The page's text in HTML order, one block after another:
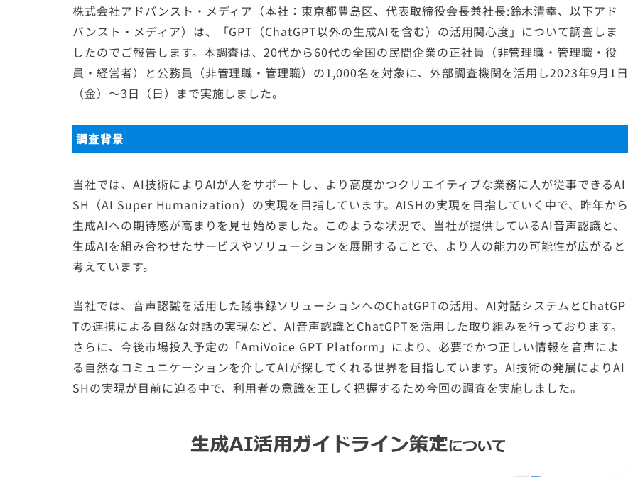
株式会社アドバンスト・メディア（本社：東京都豊島区、代表取締役会長兼社長:鈴木清幸、以下アド
バンスト・メディア）は、「GPT（ChatGPT以外の生成AIを含む）の活用関心度」について調査しま
したのでご報告します。本調査は、20代から60代の全国の民間企業の正社員（非管理職・管理職・役
員・経営者）と公務員（非管理職・管理職）の1,000名を対象に、外部調査機関を活用し2023年9月1日
（金）～3日（日）まで実施しました。
調査背景
当社では、AI技術によりAIが人をサポートし、より高度かつクリエイティブな業務に人が従事できるAI
SH（AI Super Humanization）の実現を目指しています。AISHの実現を目指していく中で、昨年から
生成AIへの期待感が高まりを見せ始めました。このような状況で、当社が提供しているAI音声認識と、
生成AIを組み合わせたサービスやソリューションを展開することで、より人の能力の可能性が広がると
考えています。
当社では、音声認識を活用した議事録ソリューションへのChatGPTの活用、AI対話システムとChatGP
Tの連携による自然な対話の実現など、AI音声認識とChatGPTを活用した取り組みを行っております。
さらに、今後市場投入予定の「AmiVoice GPT Platform」により、必要でかつ正しい情報を音声によ
る自然なコミュニケーションを介してAIが探してくれる世界を目指しています。AI技術の発展によりAI
SHの実現が目前に迫る中で、利用者の意識を正しく把握するため今回の調査を実施しました。